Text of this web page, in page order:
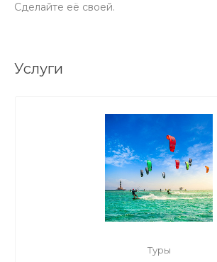
Сделайте её своей.
Услуги
Туры